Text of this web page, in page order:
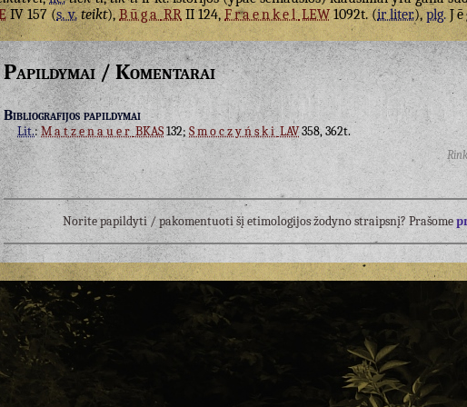
IV 157 (s. v. teikt),BūgaRR II 124,FraenkelLEW1092t. (ir liter.),plg.
Papildymai / Komentarai
Bibliografijos papildymai
Lit.:MatzenauerBKAS132; SmoczyńskiLAV358, 362t.
Norite papildyti / pakomentuoti šį etimologijos žodyno straipsnį? Prašome